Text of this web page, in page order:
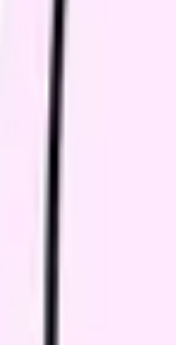
もあります。